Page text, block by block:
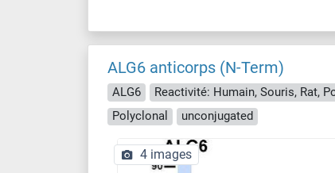
ALG6 anticorps (N-Term)
ALG6
Polyclonal
unconjugated
4 images